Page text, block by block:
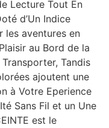
Lecture Tout En
d’Un Indice
les aventures en
au Bord de la
Tandis
ajoutent une
à Votre Eperience
Sans Fil et un Une
est le